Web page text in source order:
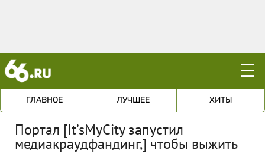
☰
ГЛАВНОЕ ЛУЧШЕЕ ХИТЫ
Портал [It’sMyCity запустил
медиакраудфандинг,] чтобы выжить